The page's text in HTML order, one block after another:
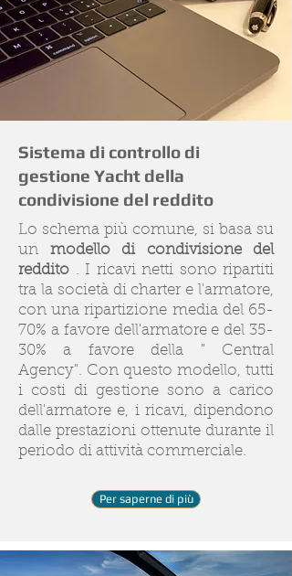
Sistema di controllo di
gestione Yacht della
condivisione del reddito
Lo schema più comune, si basa su
un modello di condivisione del
reddito . I ricavi netti sono ripartiti
tra la società di charter e l'armatore,
con una ripartizione media del 65-
70% a favore dell'armatore e del 35-
30% a favore della " Central
Agency". Con questo modello, tutti
i costi di gestione sono a carico
dell'armatore e, i ricavi, dipendono
dalle prestazioni ottenute durante il
periodo di attività commerciale.
Per saperne di più